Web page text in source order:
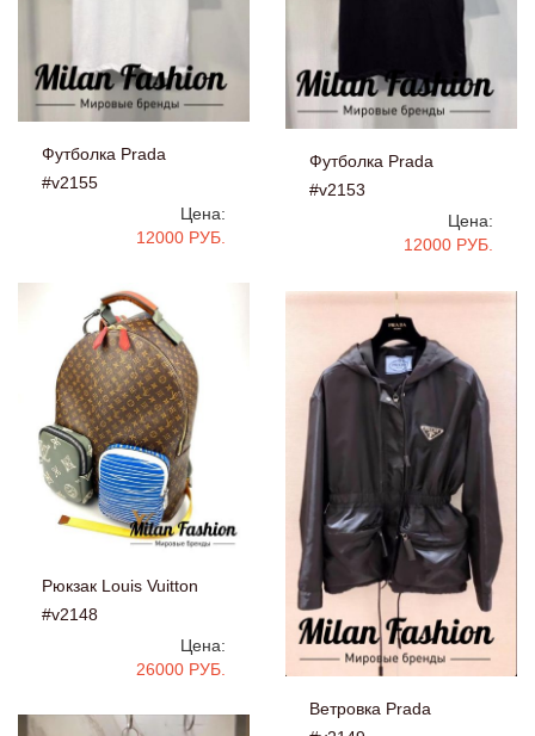
Футболка Prada
#v2155
Цена:
12000 РУБ.
Футболка Prada
#v2153
Цена:
12000 РУБ.
Рюкзак Louis Vuitton
#v2148
Цена:
26000 РУБ.
Ветровка Prada